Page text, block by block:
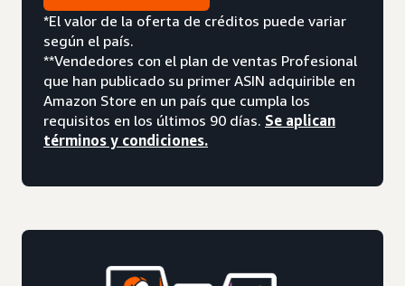
*El valor de la oferta de créditos puede variar
según el país.
**Vendedores con el plan de ventas Profesional
que han publicado su primer ASIN adquirible en
Amazon Store en un país que cumpla los
requisitos en los últimos 90 días. Se aplican
términos y condiciones.